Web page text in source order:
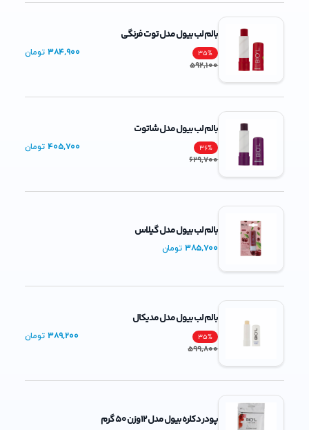
بالم لب بیول مدل توت فرنگی
35%
384,900 تومان
592,100
بالم لب بیول مدل شاتوت
36%
405,700 تومان
629,700
بالم لب بیول مدل گیلاس
385,700تومان
بالم لب بیول مدل مدیکال
35%
389,200 تومان
599,800
پودر دکلره بیول مدل 12 وزن 50 گرم